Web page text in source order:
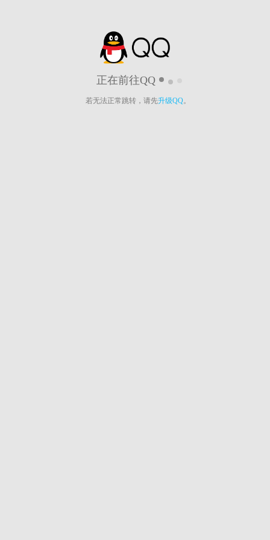
正在前往QQ
若无法正常跳转，请先升级QQ。